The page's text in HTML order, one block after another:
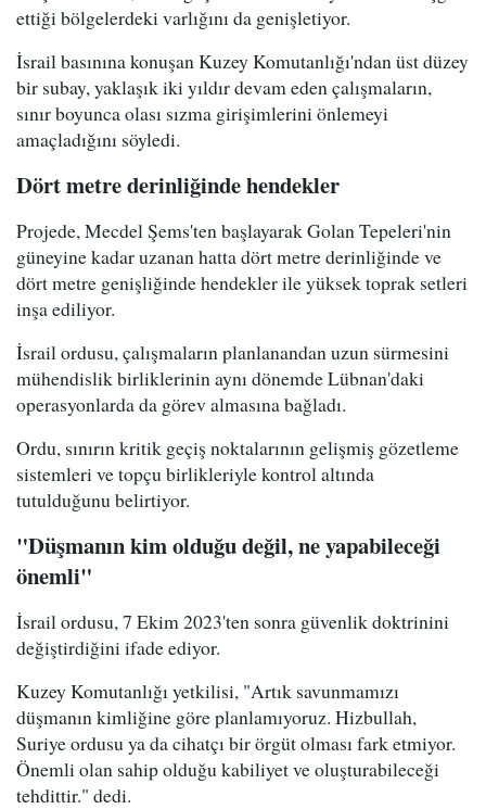
ettiği bölgelerdeki varlığını da genişletiyor.
İsrail basınına konuşan Kuzey Komutanlığı'ndan üst düzey
bir subay, yaklaşık iki yıldır devam eden çalışmaların,
sınır boyunca olası sızma girişimlerini önlemeyi
amaçladığını söyledi.
Dört metre derinliğinde hendekler
Projede, Mecdel Şems'ten başlayarak Golan Tepeleri'nin
güneyine kadar uzanan hatta dört metre derinliğinde ve
dört metre genişliğinde hendekler ile yüksek toprak setleri
inşa ediliyor.
İsrail ordusu, çalışmaların planlanandan uzun sürmesini
mühendislik birliklerinin aynı dönemde Lübnan'daki
operasyonlarda da görev almasına bağladı.
Ordu, sınırın kritik geçiş noktalarının gelişmiş gözetleme
sistemleri ve topçu birlikleriyle kontrol altında
tutulduğunu belirtiyor.
"Düşmanın kim olduğu değil, ne yapabileceği
önemli"
İsrail ordusu, 7 Ekim 2023'ten sonra güvenlik doktrinini
değiştirdiğini ifade ediyor.
Kuzey Komutanlığı yetkilisi, "Artık savunmamızı
düşmanın kimliğine göre planlamıyoruz. Hizbullah,
Suriye ordusu ya da cihatçı bir örgüt olması fark etmiyor.
Önemli olan sahip olduğu kabiliyet ve oluşturabileceği
tehdittir." dedi.